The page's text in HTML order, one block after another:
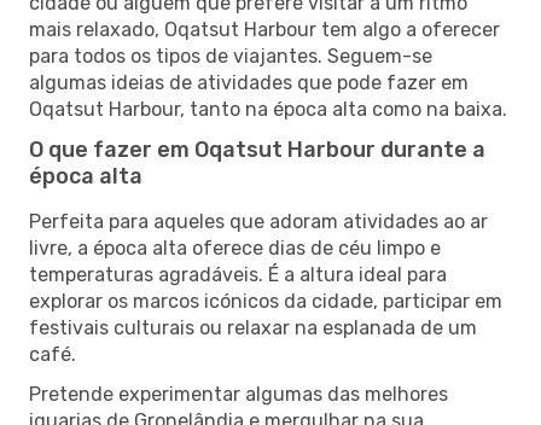
mais relaxado, Oqatsut Harbour tem algo a oferecer
para todos os tipos de viajantes. Seguem-se
algumas ideias de atividades que pode fazer em
Oqatsut Harbour, tanto na época alta como na baixa.
O que fazer em Oqatsut Harbour durante a
época alta
Perfeita para aqueles que adoram atividades ao ar
livre, a época alta oferece dias de céu limpo e
temperaturas agradáveis. É a altura ideal para
explorar os marcos icónicos da cidade, participar em
festivais culturais ou relaxar na esplanada de um
café.
Pretende experimentar algumas das melhores